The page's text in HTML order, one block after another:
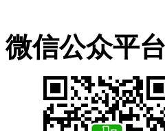
微信公众平